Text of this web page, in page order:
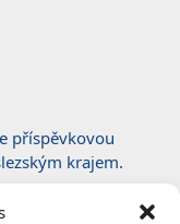
příspěvkovou
krajem.